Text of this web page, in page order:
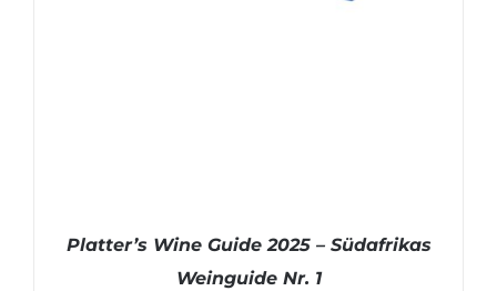
Platter’s Wine Guide 2025 – Südafrikas
Weinguide Nr. 1